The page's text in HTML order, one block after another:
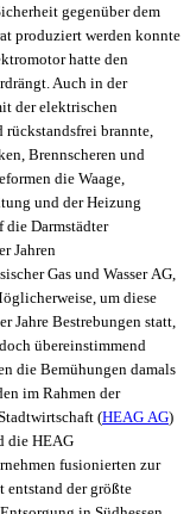
gegenüber dem
produziert werden konnte
hatte den
Auch in der
der elektrischen
brannte,
Brennscheren und
die Waage,
und der Heizung
die Darmstädter
Jahren
Gas und Wasser AG,
um diese
Jahre Bestrebungen statt,
übereinstimmend
die Bemühungen damals
im Rahmen der
(HEAG AG)
die HEAG
fusionierten zur
entstand der größte